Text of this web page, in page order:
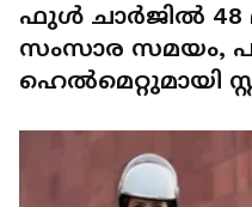
ഫുൾ ചാർജിൽ 48
സംസാര സമയം,
ഹെൽമെറ്റുമായി